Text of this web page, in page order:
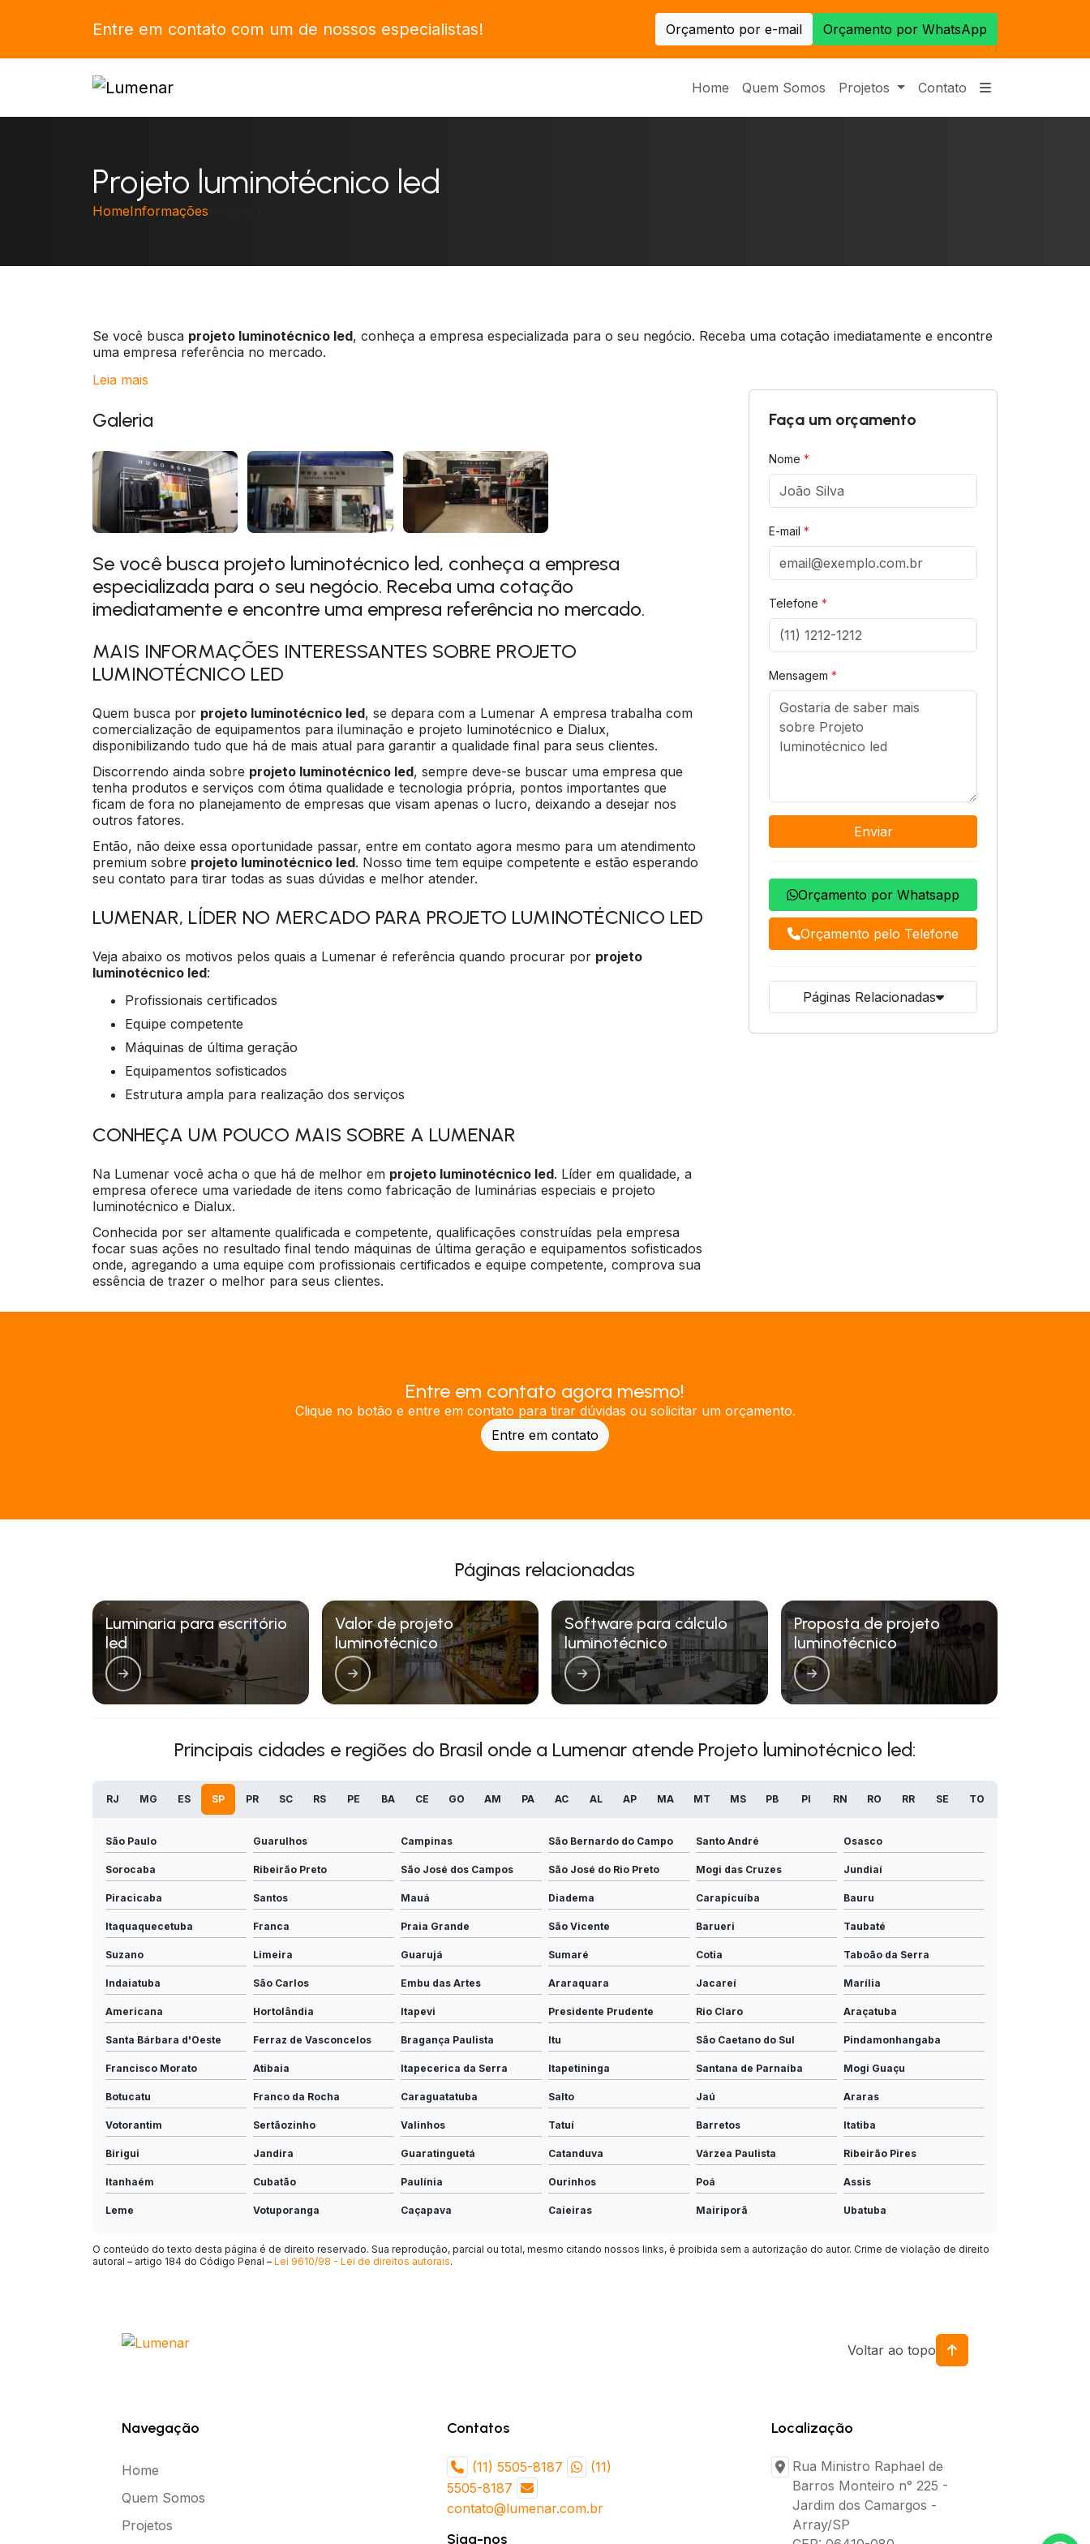
Entre em contato com um de nossos especialistas! Orçamento por e-mail Orçamento por WhatsApp
Home Quem Somos Projetos Contato
Projeto luminotécnico led
HomeInformações
Se você busca projeto luminotécnico led, conheça a empresa especializada para o seu negócio. Receba uma cotação imediatamente e encontre
uma empresa referência no mercado.
Leia mais
Galeria
Se você busca projeto luminotécnico led, conheça a empresa
especializada para o seu negócio. Receba uma cotação
imediatamente e encontre uma empresa referência no mercado.
MAIS INFORMAÇÕES INTERESSANTES SOBRE PROJETO
LUMINOTÉCNICO LED
Quem busca por projeto luminotécnico led, se depara com a Lumenar A empresa trabalha com
comercialização de equipamentos para iluminação e projeto luminotécnico e Dialux,
disponibilizando tudo que há de mais atual para garantir a qualidade final para seus clientes.
Discorrendo ainda sobre projeto luminotécnico led, sempre deve-se buscar uma empresa que
tenha produtos e serviços com ótima qualidade e tecnologia própria, pontos importantes que
ficam de fora no planejamento de empresas que visam apenas o lucro, deixando a desejar nos
outros fatores.
Então, não deixe essa oportunidade passar, entre em contato agora mesmo para um atendimento
premium sobre projeto luminotécnico led. Nosso time tem equipe competente e estão esperando
seu contato para tirar todas as suas dúvidas e melhor atender.
LUMENAR, LÍDER NO MERCADO PARA PROJETO LUMINOTÉCNICO LED
Veja abaixo os motivos pelos quais a Lumenar é referência quando procurar por projeto
luminotécnico led:
profissionais certificados
equipe competente
máquinas de última geração
equipamentos sofisticados
estrutura ampla para realização dos serviços
CONHEÇA UM POUCO MAIS SOBRE A LUMENAR
Na Lumenar você acha o que há de melhor em projeto luminotécnico led. Líder em qualidade, a
empresa oferece uma variedade de itens como fabricação de luminárias especiais e projeto
luminotécnico e Dialux.
Conhecida por ser altamente qualificada e competente, qualificações construídas pela empresa
focar suas ações no resultado final tendo máquinas de última geração e equipamentos sofisticados
onde, agregando a uma equipe com profissionais certificados e equipe competente, comprova sua
essência de trazer o melhor para seus clientes.
Faça um orçamento
Nome*
E-mail*
Telefone*
Mensagem*
Enviar
Orçamento por Whatsapp
Orçamento pelo Telefone
Páginas Relacionadas
Entre em contato agora mesmo!
Clique no botão e entre em contato para tirar dúvidas ou solicitar um orçamento.
Entre em contato
Páginas relacionadas
Luminaria para escritório
led
Valor de projeto
luminotécnico
Software para cálculo
luminotécnico
Proposta de projeto
luminotécnico
Principais cidades e regiões do Brasil onde a Lumenar atende Projeto luminotécnico led:
RJ MG ES SP PR SC RS PE BA CE GO AM PA AC AL AP MA MT MS PB PI RN RO RR SE TO
São Paulo Guarulhos Campinas São Bernardo do Campo Santo André Osasco
Sorocaba Ribeirão Preto São José dos Campos São José do Rio Preto Mogi das Cruzes Jundiaí
Piracicaba Santos Mauá Diadema Carapicuíba Bauru
Itaquaquecetuba Franca Praia Grande São Vicente Barueri Taubaté
Suzano Limeira Guarujá Sumaré Cotia Taboão da Serra
Indaiatuba São Carlos Embu das Artes Araraquara Jacareí Marília
Americana Hortolândia Itapevi Presidente Prudente Rio Claro Araçatuba
Santa Bárbara d'Oeste Ferraz de Vasconcelos Bragança Paulista Itu São Caetano do Sul Pindamonhangaba
Francisco Morato Atibaia Itapecerica da Serra Itapetininga Santana de Parnaíba Mogi Guaçu
Botucatu Franco da Rocha Caraguatatuba Salto Jaú Araras
Votorantim Sertãozinho Valinhos Tatuí Barretos Itatiba
Birigui Jandira Guaratinguetá Catanduva Várzea Paulista Ribeirão Pires
Itanhaém Cubatão Paulínia Ourinhos Poá Assis
Leme Votuporanga Caçapava Caieiras Mairiporã Ubatuba
Lorena São Sebastião São Roque
Mirassol
Santa Isabel
Artur Nogueira Vargem Grande Paulista Capivari Jales
São Joaquim da Barra Cabreúva Santa Cruz do Rio Pardo Capão Bonito
Dracena Rio Grande da Serra
O conteúdo do texto desta página é de direito reservado. Sua reprodução, parcial ou total, mesmo citando nossos links, é proibida sem a autorização do autor. Crime de violação de direito
autoral – artigo 184 do Código Penal – Lei 9610/98 - Lei de direitos autorais.
Voltar ao topo
Navegação
Home
Quem Somos
Projetos
Contatos
(11) 5505-8187
(11)
5505-8187
contato@lumenar.com.br
Siga-nos
Localização
Rua Ministro Raphael de
Barros Monteiro n° 225 -
Jardim dos Camargos -
Array/SP